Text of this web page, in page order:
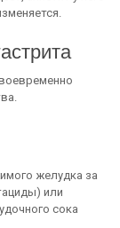
желудка за
или
сока